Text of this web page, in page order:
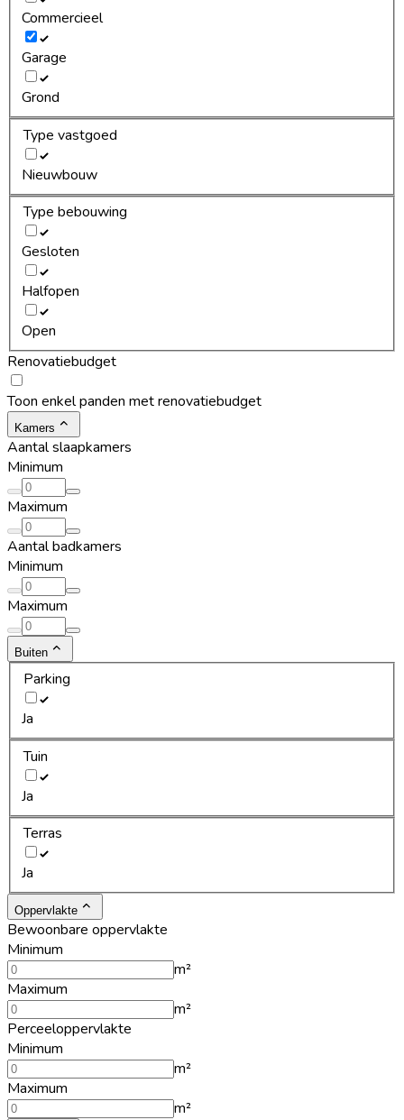
Commercieel
Garage
Grond
Type vastgoed
Nieuwbouw
Type bebouwing
Gesloten
Halfopen
Open
Renovatiebudget
Toon enkel panden met renovatiebudget
Kamers
Aantal slaapkamers
Minimum
Maximum
Aantal badkamers
Minimum
Maximum
Buiten
Parking
Ja
Tuin
Ja
Terras
Ja
Oppervlakte
Bewoonbare oppervlakte
Minimum
m²
Maximum
m²
Perceeloppervlakte
Minimum
m²
Maximum
m²